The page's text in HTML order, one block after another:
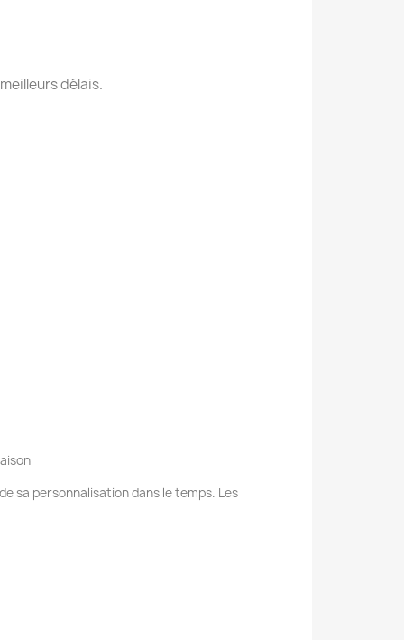
délais.
sa personnalisation dans le temps. Les